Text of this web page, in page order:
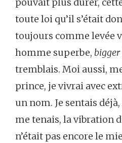
pouvait plus durer,
toute loi qu’il s’était
toujours comme levée
homme superbe,
tremblais. Moi aussi,
prince, je vivrai avec
un nom. Je sentais
me tenais, la vibration
n’était pas encore le